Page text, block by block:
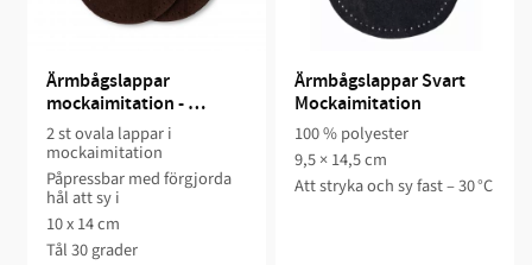
Ärmbågslappar
mockaimitation -
Mörkbrun
2 st ovala lappar i
mockaimitation
Påpressbar med förgjorda
hål att sy i
10 x 14 cm
Tål 30 grader
Ärmbågslappar Svart
Mockaimitation
100 % polyester
9,5 × 14,5 cm
Att stryka och sy fast – 30 °C